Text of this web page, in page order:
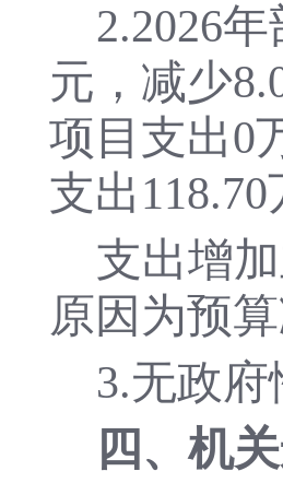
2.2026年
元， 减少
项目支出0
支出118.70
支出增
原因为预
3.无政
四、机